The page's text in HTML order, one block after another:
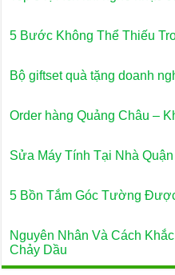
5 Bước Không Thể Thiếu
Bộ giftset quà tặng doanh
Order hàng Quảng Châu –
Sửa Máy Tính Tại Nhà
5 Bồn Tắm Góc Tường
Nguyên Nhân Và Cách
Chảy Dầu